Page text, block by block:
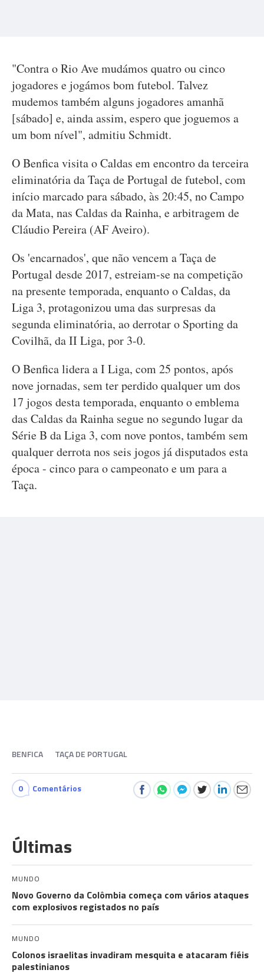
"Contra o Rio Ave mudámos quatro ou cinco
jogadores e jogámos bom futebol. Talvez
mudemos também alguns jogadores amanhã
[sábado] e, ainda assim, espero que joguemos a
um bom nível", admitiu Schmidt.
O Benfica visita o Caldas em encontro da terceira
eliminatória da Taça de Portugal de futebol, com
início marcado para sábado, às 20:45, no Campo
da Mata, nas Caldas da Rainha, e arbitragem de
Cláudio Pereira (AF Aveiro).
Os 'encarnados', que não vencem a Taça de
Portugal desde 2017, estreiam-se na competição
na presente temporada, enquanto o Caldas, da
Liga 3, protagonizou uma das surpresas da
segunda eliminatória, ao derrotar o Sporting da
Covilhã, da II Liga, por 3-0.
O Benfica lidera a I Liga, com 25 pontos, após
nove jornadas, sem ter perdido qualquer um dos
17 jogos desta temporada, enquanto o emblema
das Caldas da Rainha segue no segundo lugar da
Série B da Liga 3, com nove pontos, também sem
qualquer derrota nos seis jogos já disputados esta
época - cinco para o campeonato e um para a
Taça.
BENFICA TAÇA DE PORTUGAL
0 Comentários
Últimas
MUNDO
Novo Governo da Colômbia começa com vários ataques
com explosivos registados no país
MUNDO
Colonos israelitas invadiram mesquita e atacaram fiéis
palestinianos